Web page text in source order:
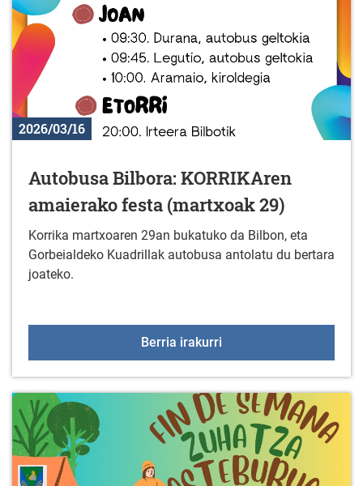
2026/03/16
Autobusa Bilbora: KORRIKAren
amaierako festa (martxoak 29)
Korrika martxoaren 29an bukatuko da Bilbon, eta
Gorbeialdeko Kuadrillak autobusa antolatu du bertara
joateko.
Berria irakurri